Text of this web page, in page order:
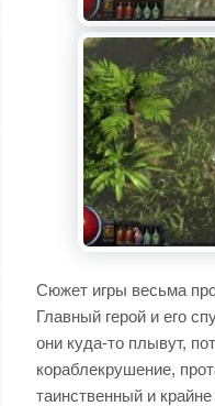
Сюжет игры весьма
Главный герой и его
они куда-то плывут,
кораблекрушение,
таинственный и